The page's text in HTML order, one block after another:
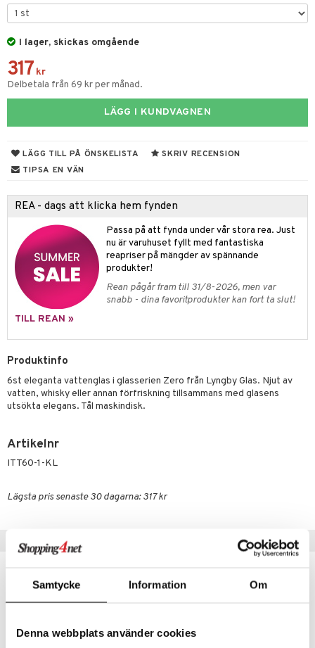
Samtycke Information Om
Denna webbplats använder cookies
I lager, skickas omgående
317 kr
Delbetala från 69 kr per månad.
LÄGG I KUNDVAGNEN
LÄGG TILL PÅ ÖNSKELISTA
SKRIV RECENSION
TIPSA EN VÄN
REA - dags att klicka hem fynden
Passa på att fynda under vår stora rea. Just
nu är varuhuset fyllt med fantastiska
reapriser på mängder av spännande
produkter!
Rean pågår fram till 31/8-2026, men var
snabb - dina favoritprodukter kan fort ta slut!
TILL REAN »
Produktinfo
6st eleganta vattenglas i glasserien Zero från Lyngby Glas. Njut av
vatten, whisky eller annan förfriskning tillsammans med glasens
utsökta elegans. Tål maskindisk.
Artikelnr
ITT60-1-KL
Lägsta pris senaste 30 dagarna: 317 kr
Kastruller
Karaffer
och Brynen
& Grönsaksknivar
Muggar
/ Outdoor
tallrikar
Bakformar
& Skålar
& Täcken
& Matare
insektsskydd